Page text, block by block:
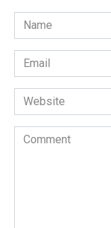
Name
*
Email
*
Website
Comment